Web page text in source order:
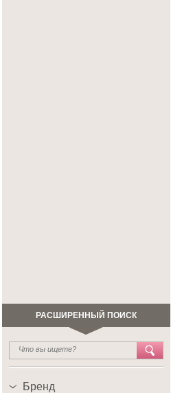
РАСШИРЕННЫЙ ПОИСК
Бренд